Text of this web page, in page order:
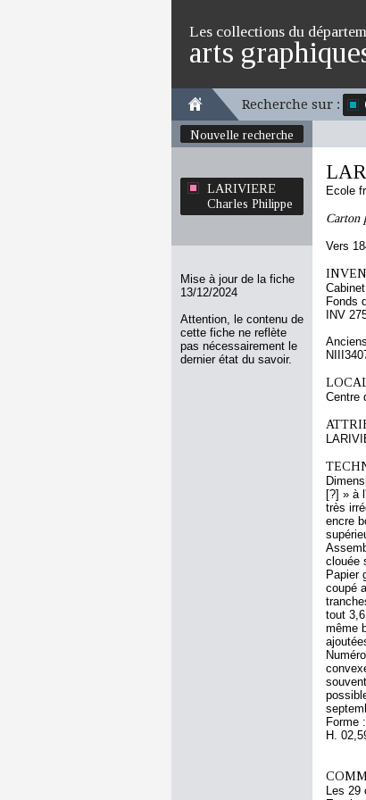
Les collections du
arts
Recherche sur :
Nouvelle recherche
LARIVIERE
Charles Philippe
Mise à jour de la fiche
13/12/2024
Attention, le contenu de
cette fiche ne reflète
pas nécessairement le
dernier état du savoir.
Ecole
Carton
Vers
Fonds
INV
Centre
[?] » à
très
encre
clouée
Papier
coupé
tout
même
Forme
H.
Les 29